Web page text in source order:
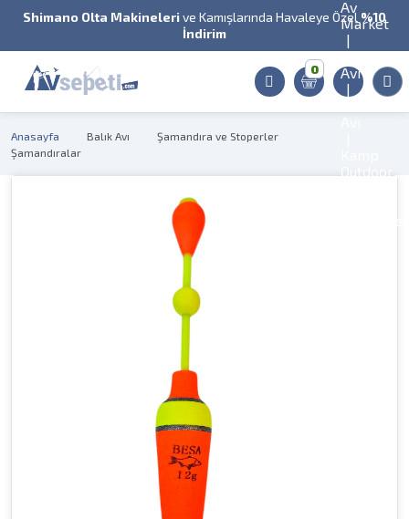
Shimano Olta Makinelerive Kamışlarında Havaleye Özel %10
İndirim
0
Anasayfa Balık Avı
Şamandıra ve Stoperler
Şamandıralar